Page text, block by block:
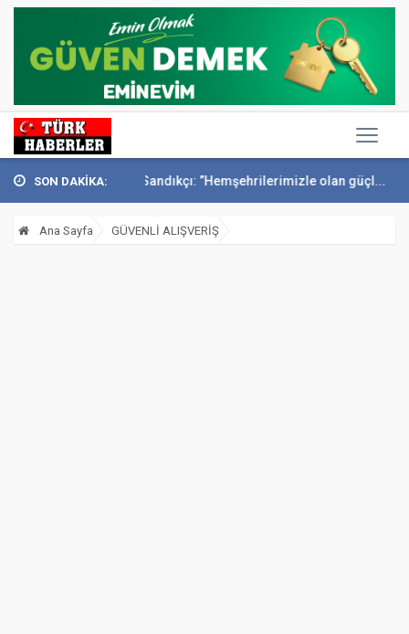
SON DAKİKA:
Başkan Sandıkçı: ”Hemşehrilerimizle olan güçl... Başkan Altay
Ana Sayfa GÜVENLİ ALIŞVERİŞ